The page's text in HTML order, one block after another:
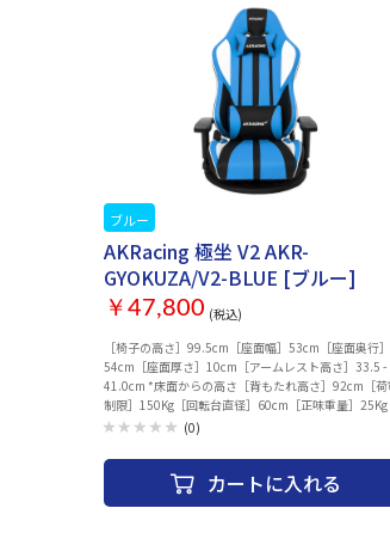
ブルー
AKRacing 極坐 V2 AKR-
GYOKUZA/V2-BLUE [ブルー]
￥47,800 (税込)
［椅子の高さ］99.5cm［座面幅］53cm［座面奥行］
54cm［座面厚さ］10cm［アームレスト高さ］33.5 -
41.0cm *床面からの高さ［背もたれ高さ］92cm［荷
制限］150Kg［回転台直径］60cm［正味重量］25Kg
(0)
カートに入れる